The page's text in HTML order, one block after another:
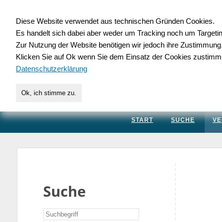
für Handwerk,
START SUCHE
Suche
Diese Website verwendet aus technischen Gründen Cookies.
Es handelt sich dabei aber weder um Tracking noch um
Zur Nutzung der Website benötigen wir jedoch ihre Zustimmung.
Klicken Sie auf Ok wenn Sie dem Einsatz der Cookies
Datenschutzerklärung
Ok, ich stimme zu.